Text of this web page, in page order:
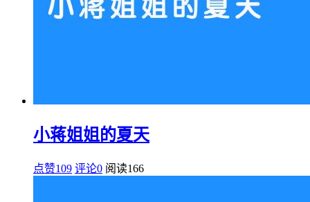
小蒋姐姐的夏天
点赞109 评论0 阅读166